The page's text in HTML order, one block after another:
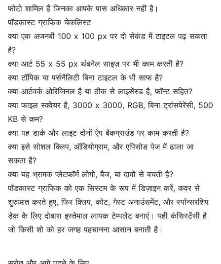
फोटो शामिल हैं जिनका आपके पास अधिकार नहीं है।
पॉडकास्ट ग्राफिक चेकलिस्ट
क्या एक अजनबी 100 x 100 px पर दो सेकंड में टाइटल पढ़ सकता
है?
क्या आर्ट 55 x 55 px थंबनेल साइज़ पर भी काम करती है?
क्या टॉपिक या पर्सनैलिटी बिना टाइटल के भी साफ है?
क्या आर्टवर्क ओरिजिनल है या ठीक से लाइसेंस्ड है, फॉन्ट सहित?
क्या फाइल स्क्वेयर है, 3000 x 3000, RGB, बिना ट्रांसपेरेंसी, 500
KB से कम?
क्या यह डार्क और लाइट दोनों ऐप बैकग्राउंड पर काम करती है?
क्या इसे सोशल क्लिप, ऑडियोग्राम, और एपिसोड पेज में ढाला जा
सकता है?
क्या यह भ्रामक प्लेटफॉर्म लोगो, बैज, या दावों से बचती है?
पॉडकास्ट ग्राफिक को एक सिस्टम के रूप में डिज़ाइन करें, कवर से
शुरुआत करते हुए, फिर क्लिप, कोट, गेस्ट अनाउंसमेंट, और स्पॉन्सरशिप
डेक के लिए दोबारा इस्तेमाल लायक टेम्पलेट बनाएं। यही कंसिस्टेंसी है
जो किसी शो को हर जगह पहचानना आसान बनाती है।